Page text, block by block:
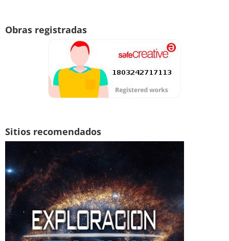
Obras registradas
Sitios recomendados